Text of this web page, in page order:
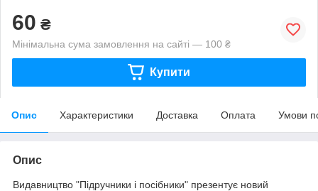
60 ₴
Мінімальна сума замовлення на сайті — 100 ₴
Купити
Опис Характеристики Доставка Оплата Умови
Опис
Видавництво "Підручники і посібники" презентує новий